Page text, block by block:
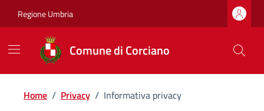
Regione Umbria
Comune di Corciano
Home / Privacy / Informativa privacy